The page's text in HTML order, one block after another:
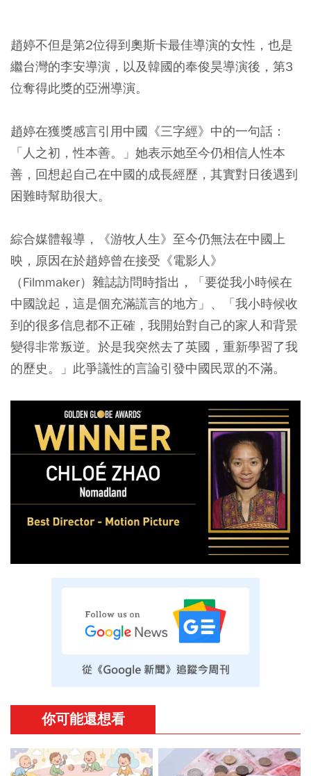
趙婷不但是第2位得到奧斯卡最佳導演的女性，也是
繼台灣的李安導演，以及韓國的奉俊昊導演後，第3
位奪得此獎的亞洲導演。
趙婷在獲獎感言引用中國《三字經》中的一句話：
「人之初，性本善。」她表示她至今仍相信人性本
善，回想起自己在中國的成長經歷，其實對日後遇到
困難時幫助很大。
綜合媒體報導，《游牧人生》至今仍無法在中國上
映，原因在於趙婷曾在接受《電影人》
（Filmmaker）雜誌訪問時指出，「要從我小時候在
中國說起，這是個充滿謊言的地方」、「我小時候收
到的很多信息都不正確，我開始對自己的家人和背景
變得非常叛逆。於是我突然去了英國，重新學習了我
的歷史。」此爭議性的言論引發中國民眾的不滿。